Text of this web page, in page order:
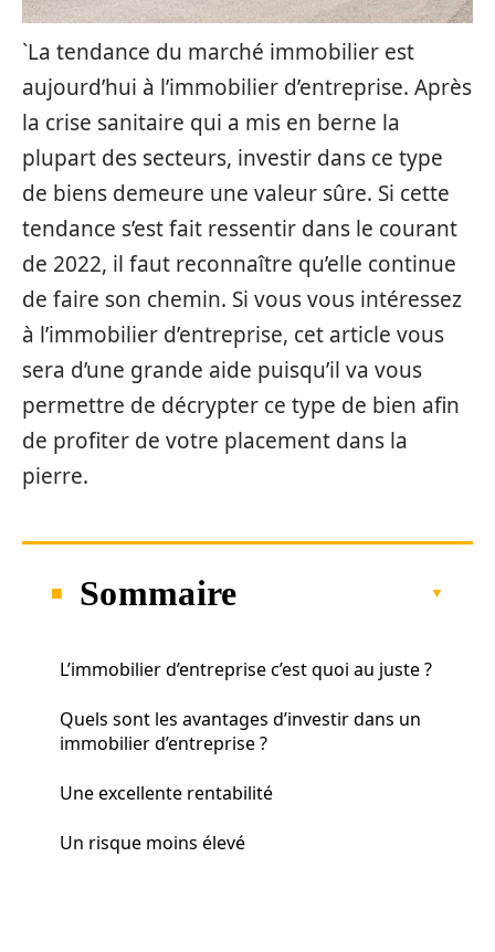
`La tendance du marché immobilier est
aujourd’hui à l’immobilier d’entreprise. Après
la crise sanitaire qui a mis en berne la
plupart des secteurs, investir dans ce type
de biens demeure une valeur sûre. Si cette
tendance s’est fait ressentir dans le courant
de 2022, il faut reconnaître qu’elle continue
de faire son chemin. Si vous vous intéressez
à l’immobilier d’entreprise, cet article vous
sera d’une grande aide puisqu’il va vous
permettre de décrypter ce type de bien afin
de profiter de votre placement dans la
pierre.
Sommaire
L’immobilier d’entreprise c’est quoi au juste ?
Quels sont les avantages d’investir dans un
immobilier d’entreprise ?
Une excellente rentabilité
Un risque moins élevé